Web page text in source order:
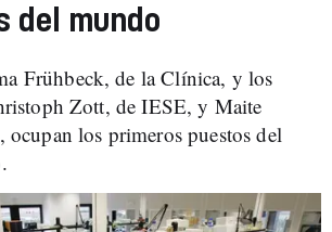
del mundo
Frühbeck, de la Clínica, y los
Zott, de IESE, y Maite
ocupan los primeros puestos del